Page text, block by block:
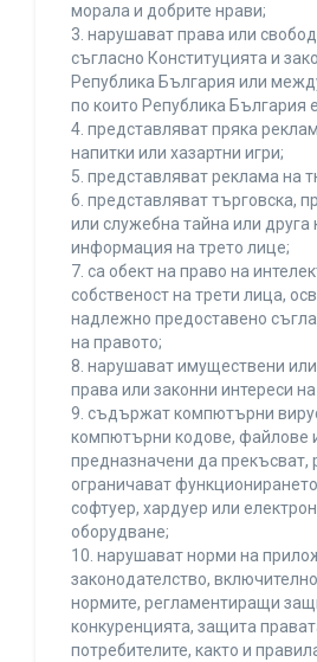
морала и добрите нрави;
3. нарушават права или
съгласно Конституцията и
Република България или
по които Република България
4. представляват пряка
напитки или хазартни игри;
5. представляват реклама на
6. представляват търговска,
или служебна тайна или
информация на трето лице;
7. са обект на право на
собственост на трети лица,
надлежно предоставено
на правото;
8. нарушават имуществени
права или законни интереси
9. съдържат компютърни
компютърни кодове, файлове
предназначени да прекъсват,
ограничават
софтуер, хардуер или
оборудване;
10. нарушават норми на
законодателство,
нормите, регламентиращи
конкуренцията, защита
потребителите, както и